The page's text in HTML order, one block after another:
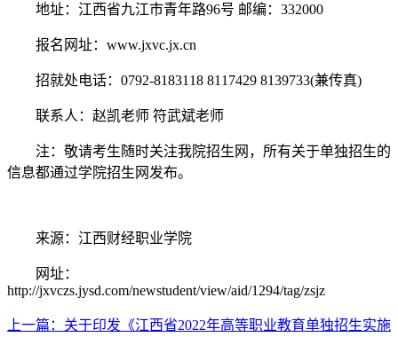
地址：江西省九江市青年路96号 邮编：332000
报名网址：www.jxvc.jx.cn
招就处电话：0792-8183118 8117429 8139733(兼传真)
联系人：赵凯老师 符武斌老师
注：敬请考生随时关注我院招生网，所有关于单独招生的
信息都通过学院招生网发布。
来源：江西财经职业学院
网址：
http://jxvczs.jysd.com/newstudent/view/aid/1294/tag/zsjz
上一篇：关于印发《江西省2022年高等职业教育单独招生实施